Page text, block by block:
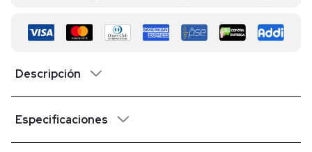
Descripción
Especificaciones